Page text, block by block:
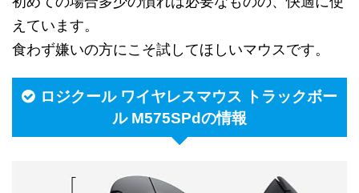
えています。
食わず嫌いの方にこそ試してほしいマウスです。
ロジクール ワイヤレスマウス トラックボー
ル M575SPdの情報